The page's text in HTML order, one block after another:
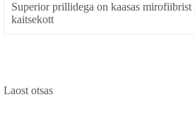
Superior prillidega on kaasas mirofiibrist
kaitsekott
Laost otsas